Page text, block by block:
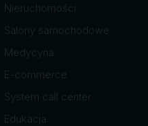
Nieruchomości
Salony samochodowe
Medycyna
E-commerce
System call center
Edukacja